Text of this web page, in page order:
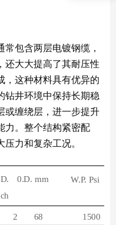
包含两层电镀钢缆，
还大大提高了其耐压性
，这种材料具有优异的
钻井环境中保持长期稳
或缠绕层，进一步提升
力。整个结构紧密配
力和复杂工况。
0.D. mm W.P. Psi
2 68 1500